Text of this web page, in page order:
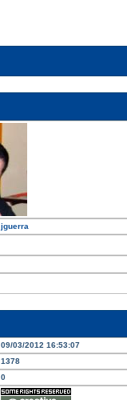
jguerra
09/03/2012 16:53:07
1378
0